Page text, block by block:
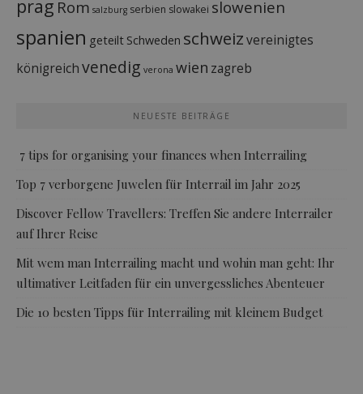
prag Rom salzburg serbien slowakei slowenien
spanien geteilt Schweden schweizvereinigtes
königreichvenedig verona wien zagreb
NEUESTE BEITRÄGE
7 tips for organising your finances when Interrailing
Top 7 verborgene Juwelen für Interrail im Jahr 2025
Discover Fellow Travellers: Treffen Sie andere Interrailer
auf Ihrer Reise
Mit wem man Interrailing macht und wohin man geht: Ihr
ultimativer Leitfaden für ein unvergessliches Abenteuer
Die 10 besten Tipps für Interrailing mit kleinem Budget